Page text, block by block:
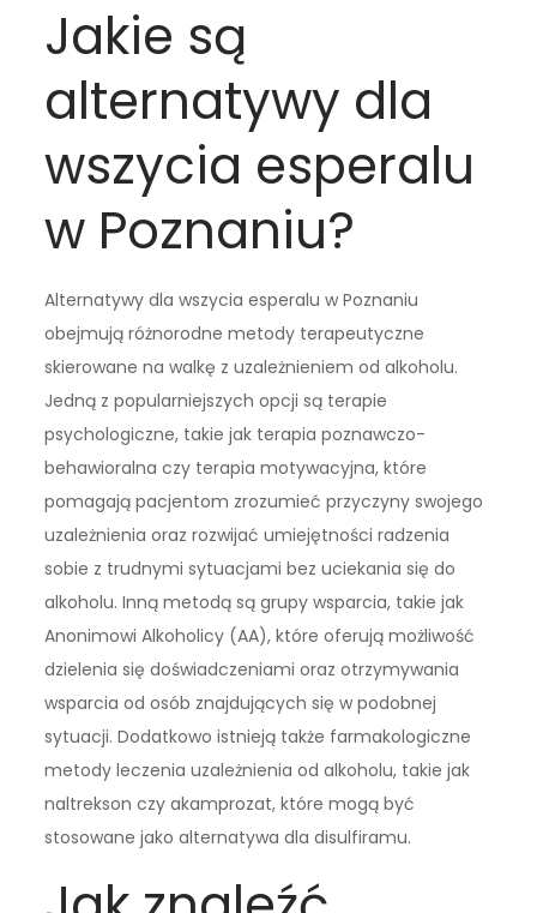
Jakie są
alternatywy dla
wszycia esperalu
w Poznaniu?
Alternatywy dla wszycia esperalu w Poznaniu
obejmują różnorodne metody terapeutyczne
skierowane na walkę z uzależnieniem od alkoholu.
Jedną z popularniejszych opcji są terapie
psychologiczne, takie jak terapia poznawczo-
behawioralna czy terapia motywacyjna, które
pomagają pacjentom zrozumieć przyczyny swojego
uzależnienia oraz rozwijać umiejętności radzenia
sobie z trudnymi sytuacjami bez uciekania się do
alkoholu. Inną metodą są grupy wsparcia, takie jak
Anonimowi Alkoholicy (AA), które oferują możliwość
dzielenia się doświadczeniami oraz otrzymywania
wsparcia od osób znajdujących się w podobnej
sytuacji. Dodatkowo istnieją także farmakologiczne
metody leczenia uzależnienia od alkoholu, takie jak
naltrekson czy akamprozat, które mogą być
stosowane jako alternatywa dla disulfiramu.